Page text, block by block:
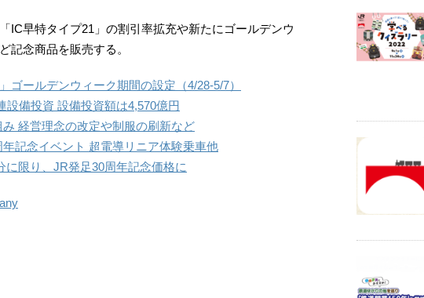
IC早特タイプ21」の割引率拡充や新たにゴールデンウ
記念商品を販売する。
ゴールデンウィーク期間の設定（4/28-5/7）
備投資 設備投資額は4,570億円
経営理念の改定や制服の刷新など
記念イベント 超電導リニア体験乗車他
限り、JR発足30周年記念価格に